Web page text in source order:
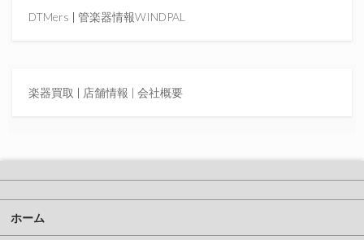
DTMers | 管楽器情報WINDPAL
楽器買取 | 店舗情報 | 会社概要
ホーム